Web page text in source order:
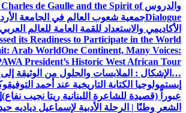
والدروسde Gaulle and the Spirit of
Dialogueجمعية شعوب العالم في الجامعة
الأكاديمي والاستعداد للقمة العامة للعالم العربي
its Readiness to Participate in the World
Arab WorldOne Continent, Many Voices:
President’s Historic West African Tour
…الإشكال : الملابسات والحلول من الوثيقة
إبستمولوجيا الكتابة التاريخية عند أحمد التوفيق
عبوراً (قصيدة للشاعرة اللبنانية ريتا نجيب نفاع)
الشعر وطنًا | الرحلة الأدبية لإسماعيل دياديه